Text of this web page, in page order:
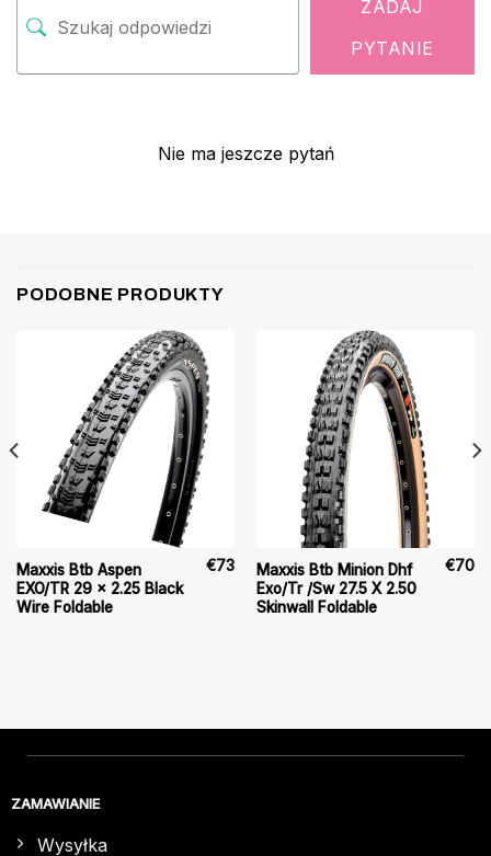
ZADAJ
PYTANIE
Nie ma jeszcze pytań
PODOBNE PRODUKTY
Maxxis Btb Aspen
EXO/TR 29 x 2.25 Black
Wire Foldable
€73
Maxxis Btb Minion Dhf
Exo/Tr /Sw 27.5 X 2.50
Skinwall Foldable
€70
ZAMAWIANIE
Wysyłka